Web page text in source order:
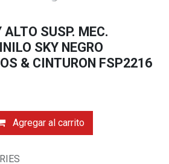
SUSP. MEC.
SKY NEGRO
& CINTURON FSP2216
Agregar al carrito